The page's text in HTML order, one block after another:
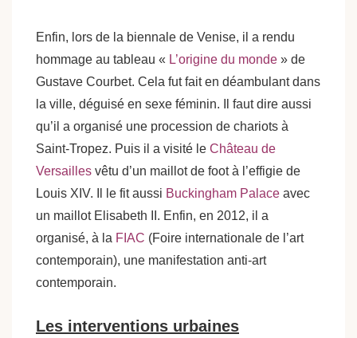
Enfin, lors de la biennale de Venise, il a rendu
hommage au tableau « L’origine du monde » de
Gustave Courbet. Cela fut fait en déambulant dans
la ville, déguisé en sexe féminin. Il faut dire aussi
qu’il a organisé une procession de chariots à
Saint-Tropez. Puis il a visité le Château de
Versailles vêtu d’un maillot de foot à l’effigie de
Louis XIV. Il le fit aussi Buckingham Palace avec
un maillot Elisabeth II. Enfin, en 2012, il a
organisé, à la FIAC (Foire internationale de l’art
contemporain), une manifestation anti-art
contemporain.
Les interventions urbaines